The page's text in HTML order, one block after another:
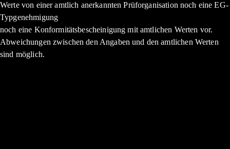
Werte von einer amtlich anerkannten Prüforganisation noch eine EG-
Typgenehmigung
noch eine Konformitätsbescheinigung mit amtlichen Werten vor.
Abweichungen zwischen den Angaben und den amtlichen Werten
sind möglich.